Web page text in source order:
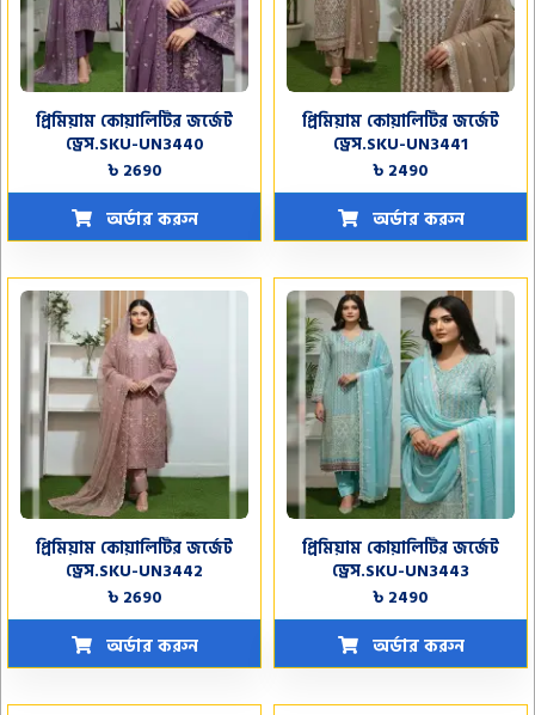
প্রিমিয়াম কোয়ালিটির জর্জেট
ড্রেস.SKU-UN3440
৳ 2690
অর্ডার করুন
প্রিমিয়াম কোয়ালিটির জর্জেট
ড্রেস.SKU-UN3441
৳ 2490
অর্ডার করুন
প্রিমিয়াম কোয়ালিটির জর্জেট
ড্রেস.SKU-UN3442
৳ 2690
অর্ডার করুন
প্রিমিয়াম কোয়ালিটির জর্জেট
ড্রেস.SKU-UN3443
৳ 2490
অর্ডার করুন